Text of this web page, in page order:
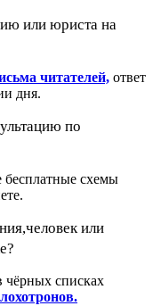
или юриста на
читателей, ответ
дня.
по
бесплатные схемы
или
списках
лохотронов.